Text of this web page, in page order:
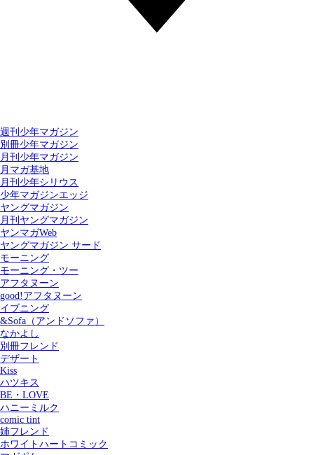
週刊少年マガジン
別冊少年マガジン
月刊少年マガジン
月マガ基地
月刊少年シリウス
少年マガジンエッジ
ヤングマガジン
月刊ヤングマガジン
ヤンマガWeb
ヤングマガジン サード
モーニング
モーニング・ツー
アフタヌーン
good!アフタヌーン
イブニング
&Sofa（アンドソファ）
なかよし
別冊フレンド
デザート
Kiss
ハツキス
BE・LOVE
ハニーミルク
comic tint
姉フレンド
ホワイトハートコミック